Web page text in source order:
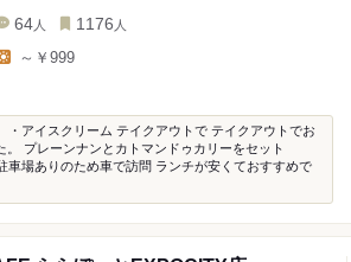
64 人 1176 人
～￥999
・アイスクリーム テイクアウトで テイクアウトでお
。 プレーンナンとカトマンドゥカリーをセット
車場ありのため車で訪問 ランチが安くておすすめで